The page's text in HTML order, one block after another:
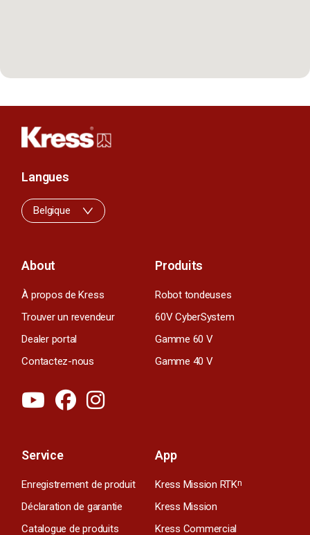
About
À propos de Kress
Trouver un revendeur
Dealer portal
Contactez-nous
Produits
Robot tondeuses
60V CyberSystem
Gamme 60 V
Gamme 40 V
Service
Enregistrement de produit
Déclaration de garantie
Catalogue de produits
App
Kress Mission RTKn
Kress Mission
Kress Commercial
Langues
Belgique